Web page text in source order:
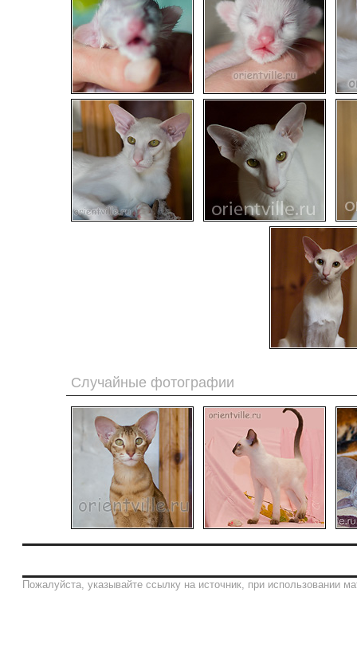
Случайные фотографии
Пожалуйста, указывайте ссылку на источник, при использовании